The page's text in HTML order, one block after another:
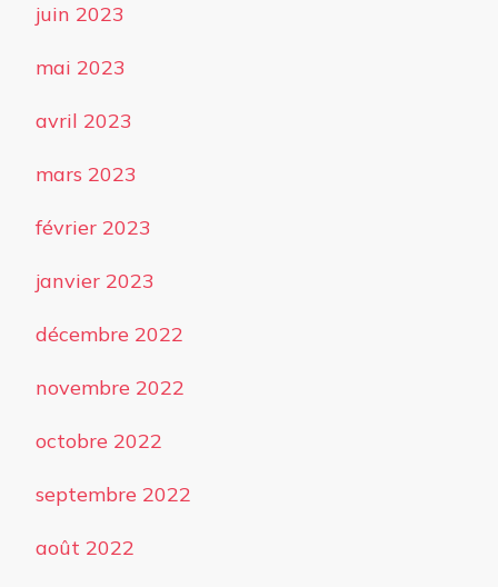
juin 2023
mai 2023
avril 2023
mars 2023
février 2023
janvier 2023
décembre 2022
novembre 2022
octobre 2022
septembre 2022
août 2022